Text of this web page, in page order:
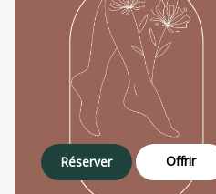
Réserver Offrir